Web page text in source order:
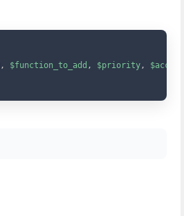
, $function_to_add , $priority,